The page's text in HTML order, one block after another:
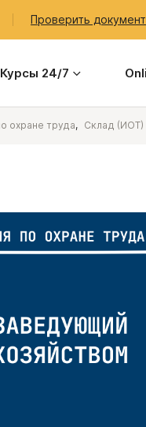
Проверить документ
Курсы 24/7
охране труда, Склад (ИОТ)